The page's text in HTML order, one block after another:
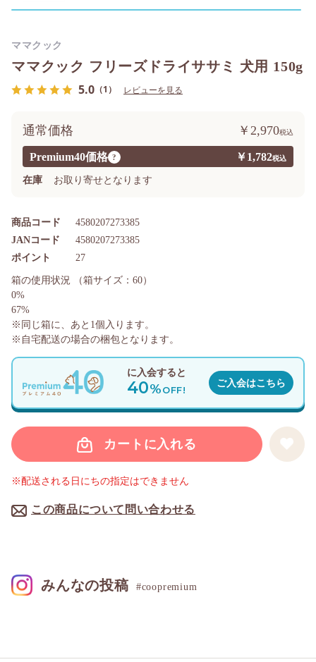
ママクック フリーズドライササミ 犬用 150g
5.0 （1） レビューを見る
Premium40価格 ? ￥1,782
通常価格 ￥2,970
在庫 お取り寄せとなります
商品コード 4580207273385
ポイント 27
JANコード 4580207273385
カートに入れる
この商品について問い合わせる
ママクック
※配送される日にちの指定はできません
に入会すると
40%OFF!
ご入会はこちら
箱の使用状況
（箱サイズ：60）
0%
67%
※同じ箱に、あと 1個入ります。
※自宅配送の場合の梱包となります。
みんなの投稿 #coopremium